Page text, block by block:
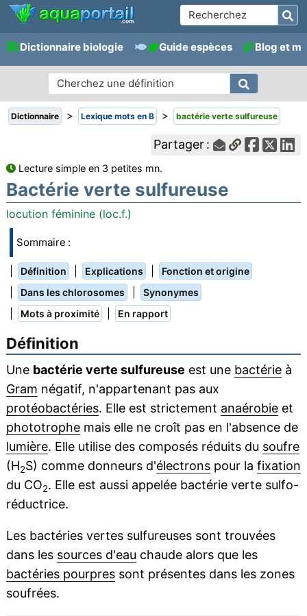
Dictionnaire biologie Guide espèces Blog et
Dictionnaire > Lexique mots en B > bactérie verte sulfureuse
Partager :
Lecture simple en 3 petites mn.
Bactérie verte sulfureuse
locution féminine (loc.f.)
Sommaire :
Définition Explications Fonction et origine
Dans les chlorosomes Synonymes
Mots à proximité En rapport
Définition
Une bactérie verte sulfureuse est une bactérieà
Gram négatif, n'appartenant pas aux
protéobactéries. Elle est strictement anaérobieet
phototrophemais elle ne croît pas en l'absence de
lumière. Elle utilise des composés réduits du soufre
(H2S) comme donneurs d'électronspour la fixation
du CO2. Elle est aussi appelée bactérie verte sulfo-
réductrice.
Les bactéries vertes sulfureuses sont trouvées
dans les sources d'eau chaude alors que les
bactéries pourpressont présentes dans les zones
soufrées.